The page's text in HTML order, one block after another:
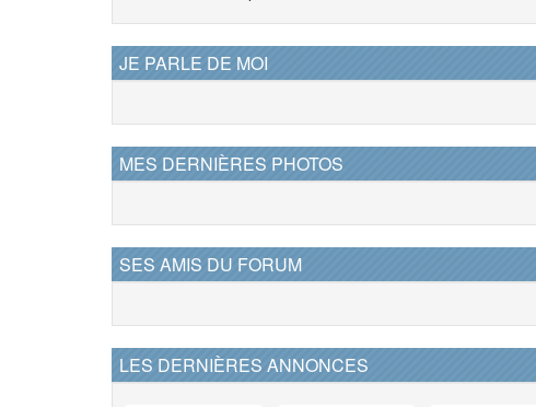
JE PARLE DE MOI
MES DERNIÈRES PHOTOS
SES AMIS DU FORUM
LES DERNIÈRES ANNONCES